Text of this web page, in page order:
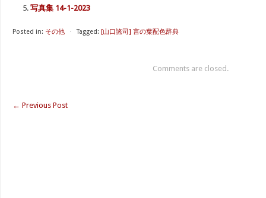
写真集 14-1-2023
Posted in: その他 ⋅ Tagged: [山口謠司] 言の葉配色辞典
Comments are closed.
← Previous Post